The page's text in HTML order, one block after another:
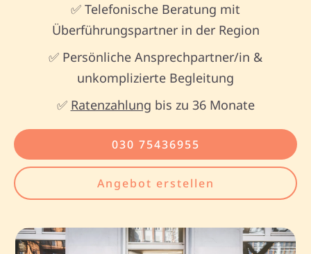
✅ Telefonische Beratung mit
Überführungspartner in der Region
✅ Persönliche Ansprechpartner/in &
unkomplizierte Begleitung
✅ Ratenzahlung bis zu 36 Monate
030 75436955
Angebot erstellen